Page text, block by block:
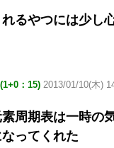
るやつには少し
：15) 2013/01/10(木)
周期表は一時の
ってくれた